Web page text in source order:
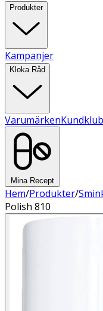
Produkter
Kampanjer
Kloka Råd
Varumärken
Mina Recept
Hem/Produkter/
Polish 810